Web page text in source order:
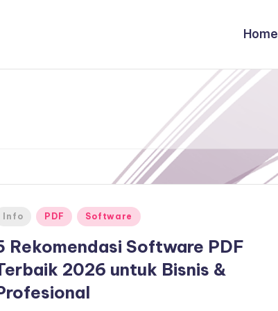
Home
Posted
Info PDF Software
Rekomendasi Software PDF
2026 untuk Bisnis &